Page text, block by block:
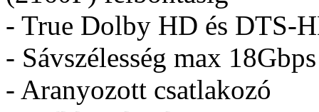
- True Dolby HD és DTS-
- Sávszélesség max 18Gbps
- Aranyozott csatlakozó